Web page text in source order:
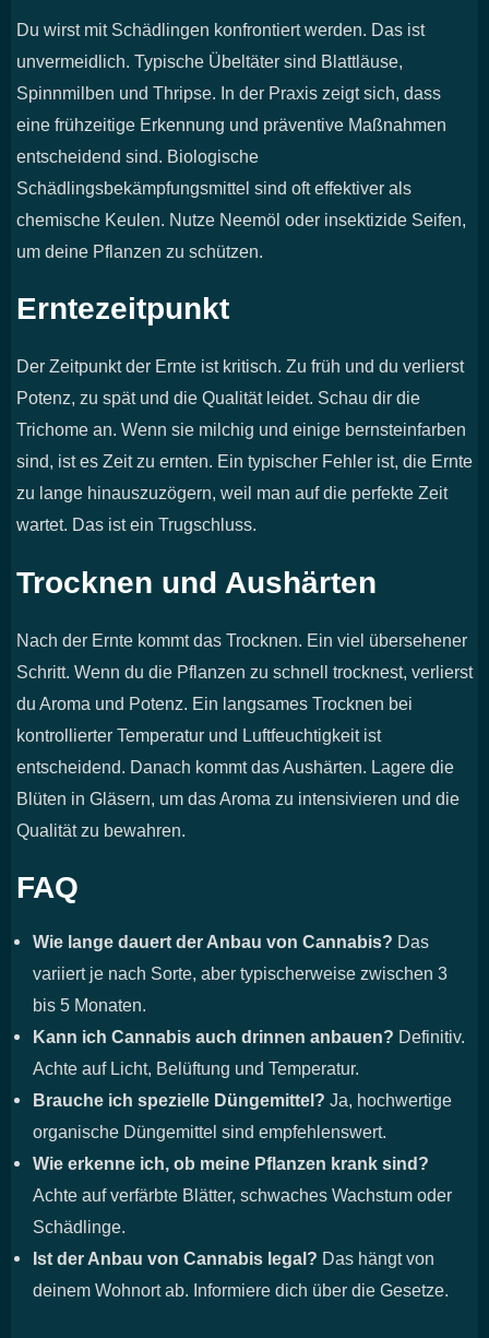
Du wirst mit Schädlingen konfrontiert werden. Das ist
unvermeidlich. Typische Übeltäter sind Blattläuse,
Spinnmilben und Thripse. In der Praxis zeigt sich, dass
eine frühzeitige Erkennung und präventive Maßnahmen
entscheidend sind. Biologische
Schädlingsbekämpfungsmittel sind oft effektiver als
chemische Keulen. Nutze Neemöl oder insektizide Seifen,
um deine Pflanzen zu schützen.
Erntezeitpunkt
Der Zeitpunkt der Ernte ist kritisch. Zu früh und du verlierst
Potenz, zu spät und die Qualität leidet. Schau dir die
Trichome an. Wenn sie milchig und einige bernsteinfarben
sind, ist es Zeit zu ernten. Ein typischer Fehler ist, die Ernte
zu lange hinauszuzögern, weil man auf die perfekte Zeit
wartet. Das ist ein Trugschluss.
Trocknen und Aushärten
Nach der Ernte kommt das Trocknen. Ein viel übersehener
Schritt. Wenn du die Pflanzen zu schnell trocknest, verlierst
du Aroma und Potenz. Ein langsames Trocknen bei
kontrollierter Temperatur und Luftfeuchtigkeit ist
entscheidend. Danach kommt das Aushärten. Lagere die
Blüten in Gläsern, um das Aroma zu intensivieren und die
Qualität zu bewahren.
FAQ
Wie lange dauert der Anbau von Cannabis? Das
variiert je nach Sorte, aber typischerweise zwischen 3
bis 5 Monaten.
Kann ich Cannabis auch drinnen anbauen? Definitiv.
Achte auf Licht, Belüftung und Temperatur.
Brauche ich spezielle Düngemittel? Ja, hochwertige
organische Düngemittel sind empfehlenswert.
Wie erkenne ich, ob meine Pflanzen krank sind?
Achte auf verfärbte Blätter, schwaches Wachstum oder
Schädlinge.
Ist der Anbau von Cannabis legal? Das hängt von
deinem Wohnort ab. Informiere dich über die Gesetze.